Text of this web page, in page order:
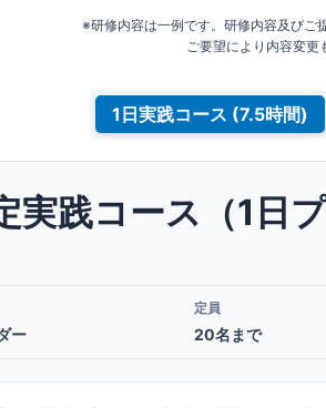
※研修内容は一例です。研修内容及びご
ご要望により内容変更
1日実践コース (7.5時間)
実践コース（1日プ
ー
定員
20名まで